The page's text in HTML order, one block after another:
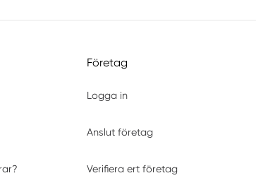
Företag
Logga in
Anslut företag
Verifiera ert företag